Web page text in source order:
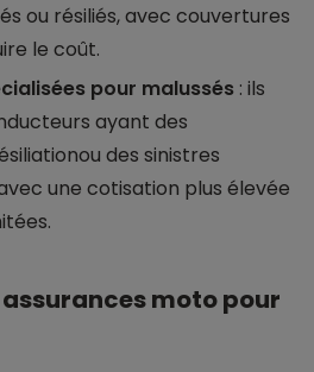
ou résiliés, avec couvertures
le coût.
pour malussés : ils
ayant des
des sinistres
une cotisation plus élevée
moto pour